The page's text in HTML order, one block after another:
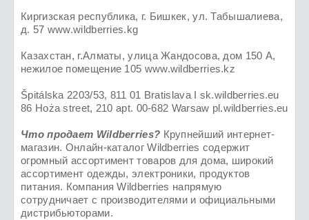
Киргизская республика, г. Бишкек, ул. Табышалиева,
д. 57 www.wildberries.kg
Казахстан, г.Алматы, улица Жандосова, дом 150 А,
нежилое помещение 105 www.wildberries.kz
Špitálska 2203/53, 811 01 Bratislava I sk.wildberries.eu
86 Hoża street, 210 apt. 00-682 Warsaw pl.wildberries.eu
Что продает Wildberries? Крупнейший интернет-
магазин. Онлайн-каталог Wildberries содержит
огромный ассортимент товаров для дома, широкий
ассортимент одежды, электроники, продуктов
питания. Компания Wildberries напрямую
сотрудничает с производителями и официальными
дистрибьюторами.